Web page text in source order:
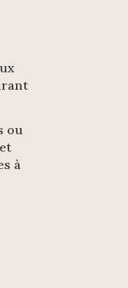
ou
à